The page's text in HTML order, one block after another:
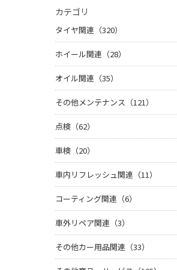
カテゴリ
タイヤ関連（320）
ホイール関連（28）
オイル関連（35）
その他メンテナンス（121）
点検（62）
車検（20）
車内リフレッシュ関連（11）
コーティング関連（6）
車外リペア関連（3）
その他カー用品関連（33）